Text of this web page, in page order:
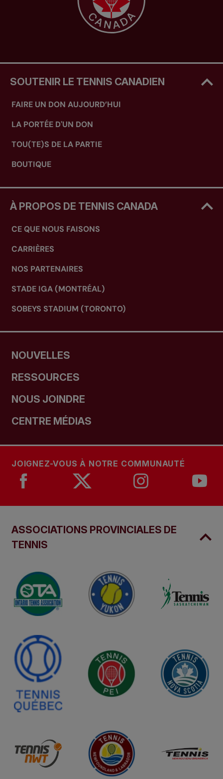
SOUTENIR LE TENNIS CANADIEN
FAIRE UN DON AUJOURD’HUI
LA PORTÉE D'UN DON
TOU(TE)S DE LA PARTIE
BOUTIQUE
À PROPOS DE TENNIS CANADA
CE QUE NOUS FAISONS
CARRIÈRES
NOS PARTENAIRES
STADE IGA (MONTRÉAL)
SOBEYS STADIUM (TORONTO)
NOUVELLES
RESSOURCES
NOUS JOINDRE
CENTRE MÉDIAS
JOIGNEZ-VOUS À NOTRE COMMUNAUTÉ
ASSOCIATIONS PROVINCIALES DE
TENNIS